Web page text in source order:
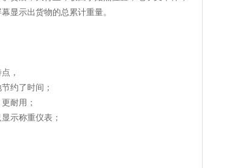
显示出货物的总累计重量。
，
约了时间；
耐用；
示称重仪表；